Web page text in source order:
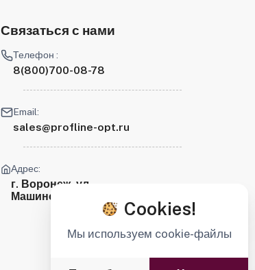
Связаться с нами
Телефон :
8(800)700-08-78
Email:
sales@profline-opt.ru
Адрес:
г. Воронеж, ул.
Машиностроителей, 2
Cookies!
Мы используем cookie-файлы